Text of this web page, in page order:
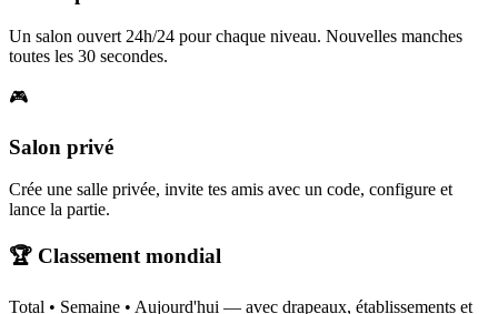
Un salon ouvert 24h/24 pour chaque niveau. Nouvelles manches
toutes les 30 secondes.
🎮
Salon privé
Crée une salle privée, invite tes amis avec un code, configure et
lance la partie.
🏆 Classement mondial
Total • Semaine • Aujourd'hui — avec drapeaux, établissements et